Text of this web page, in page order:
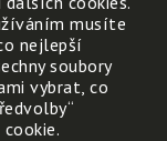
musíte
nejlepší
soubory
vybrat, co